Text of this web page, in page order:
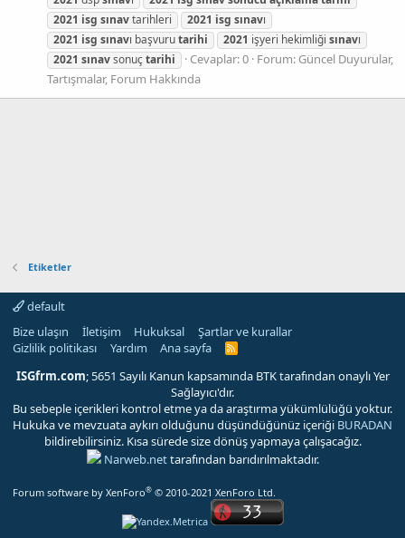
2021 isg sınavtarihleri 2021 isg sınavı
2021 isg sınavı başvurutarihi 2021 işyeri hekimliği sınavı
2021 sınavsonuçtarihi Cevaplar: 0 Forum: Güncel Duyurular,
Tartışmalar, Forum Hakkında
Etiketler
default
Bize ulaşın
İletişim Hukuksal
Şartlar ve kurallar
Gizlilik politikası
Yardım Ana sayfa
R
S
ISGfrm.com; 5651 Sayılı Kanun kapsamında BTK tarafından onaylı Yer
Sağlayıcı'dır.
Bu sebeple içerikleri kontrol etme ya da araştırma yükümlülüğü yoktur.
Hukuka ve mevzuata aykırı olduğunu düşündüğünüz içeriği BURADAN
bildirebilirsiniz. Kısa sürede size dönüş yapmaya çalışacağız.
Narweb.nettarafından barıdırılmaktadır.
Forum software by XenForo® © 2010-2021 XenForo Ltd.